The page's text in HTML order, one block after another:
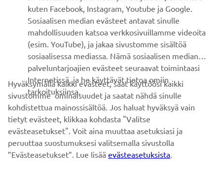
UUTISKIRJE
Ole ensimmäinen, joka kuulee uusimmista tarjouksista,
erikoistapahtumista, uusista julkaisuista ja paljon muuta...
TILAA
Lue tietosuojakäytäntömme saadaksesi tietää, miten
käsittelemme henkilötietojasi:
Tietosuoja ja evästeet -sivustolta
kuten Facebook, Instagram, Youtube ja Google.
Sosiaalisen median evästeet antavat sinulle
mahdollisuuden katsoa verkkosivuillamme videoita
(esim. YouTube), ja jakaa sivustomme sisältöä
sosiaalisessa mediassa. Nämä sosiaalisen median
palveluntarjoajien evästeet seuraavat toimintaasi
Internetissä, ja he käyttävät tietoa omiin
tarkoituksiinsa.
Hyväksymällä kaikki evästeet, saat käyttöösi kaikki
sivustomme ominaisuudet ja saatat nähdä sinulle
kohdistettua mainossisältöä. Jos haluat hyväksyä vain
tietyt evästeet, klikkaa kohdasta "Valitse
evästeasetukset". Voit aina muuttaa asetuksiasi ja
peruuttaa suostumuksesi valitsemalla sivustolla
”Evästeasetukset”. Lue lisää evästeasetuksista.